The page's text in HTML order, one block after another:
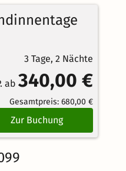
Bewertungen
4.7
3 Tage, 2 Nächte
ab 340,00 €
Gesamtpreis: 680,00 €
Zur Buchung